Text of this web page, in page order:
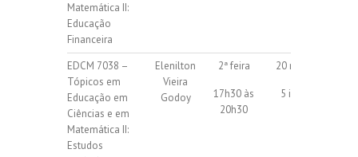
Matemática II:
Educação
Financeira
EDCM 7038 –
Tópicos em
Educação em
Ciências e em
Matemática II:
Estudos
Elenilton
Vieira
Godoy
2ª feira
17h30 às
20h30
20 regulares
5 isoladas